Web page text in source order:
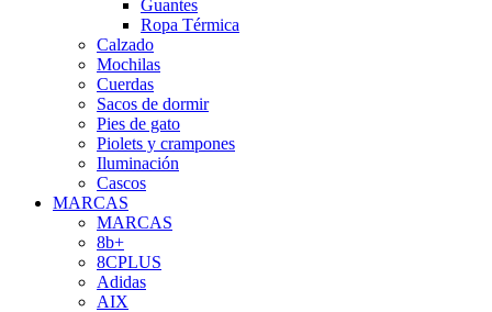
Guantes
Ropa Térmica
Calzado
Mochilas
Cuerdas
Sacos de dormir
Pies de gato
Piolets y crampones
Iluminación
Cascos
MARCAS
MARCAS
8b+
8CPLUS
Adidas
AIX